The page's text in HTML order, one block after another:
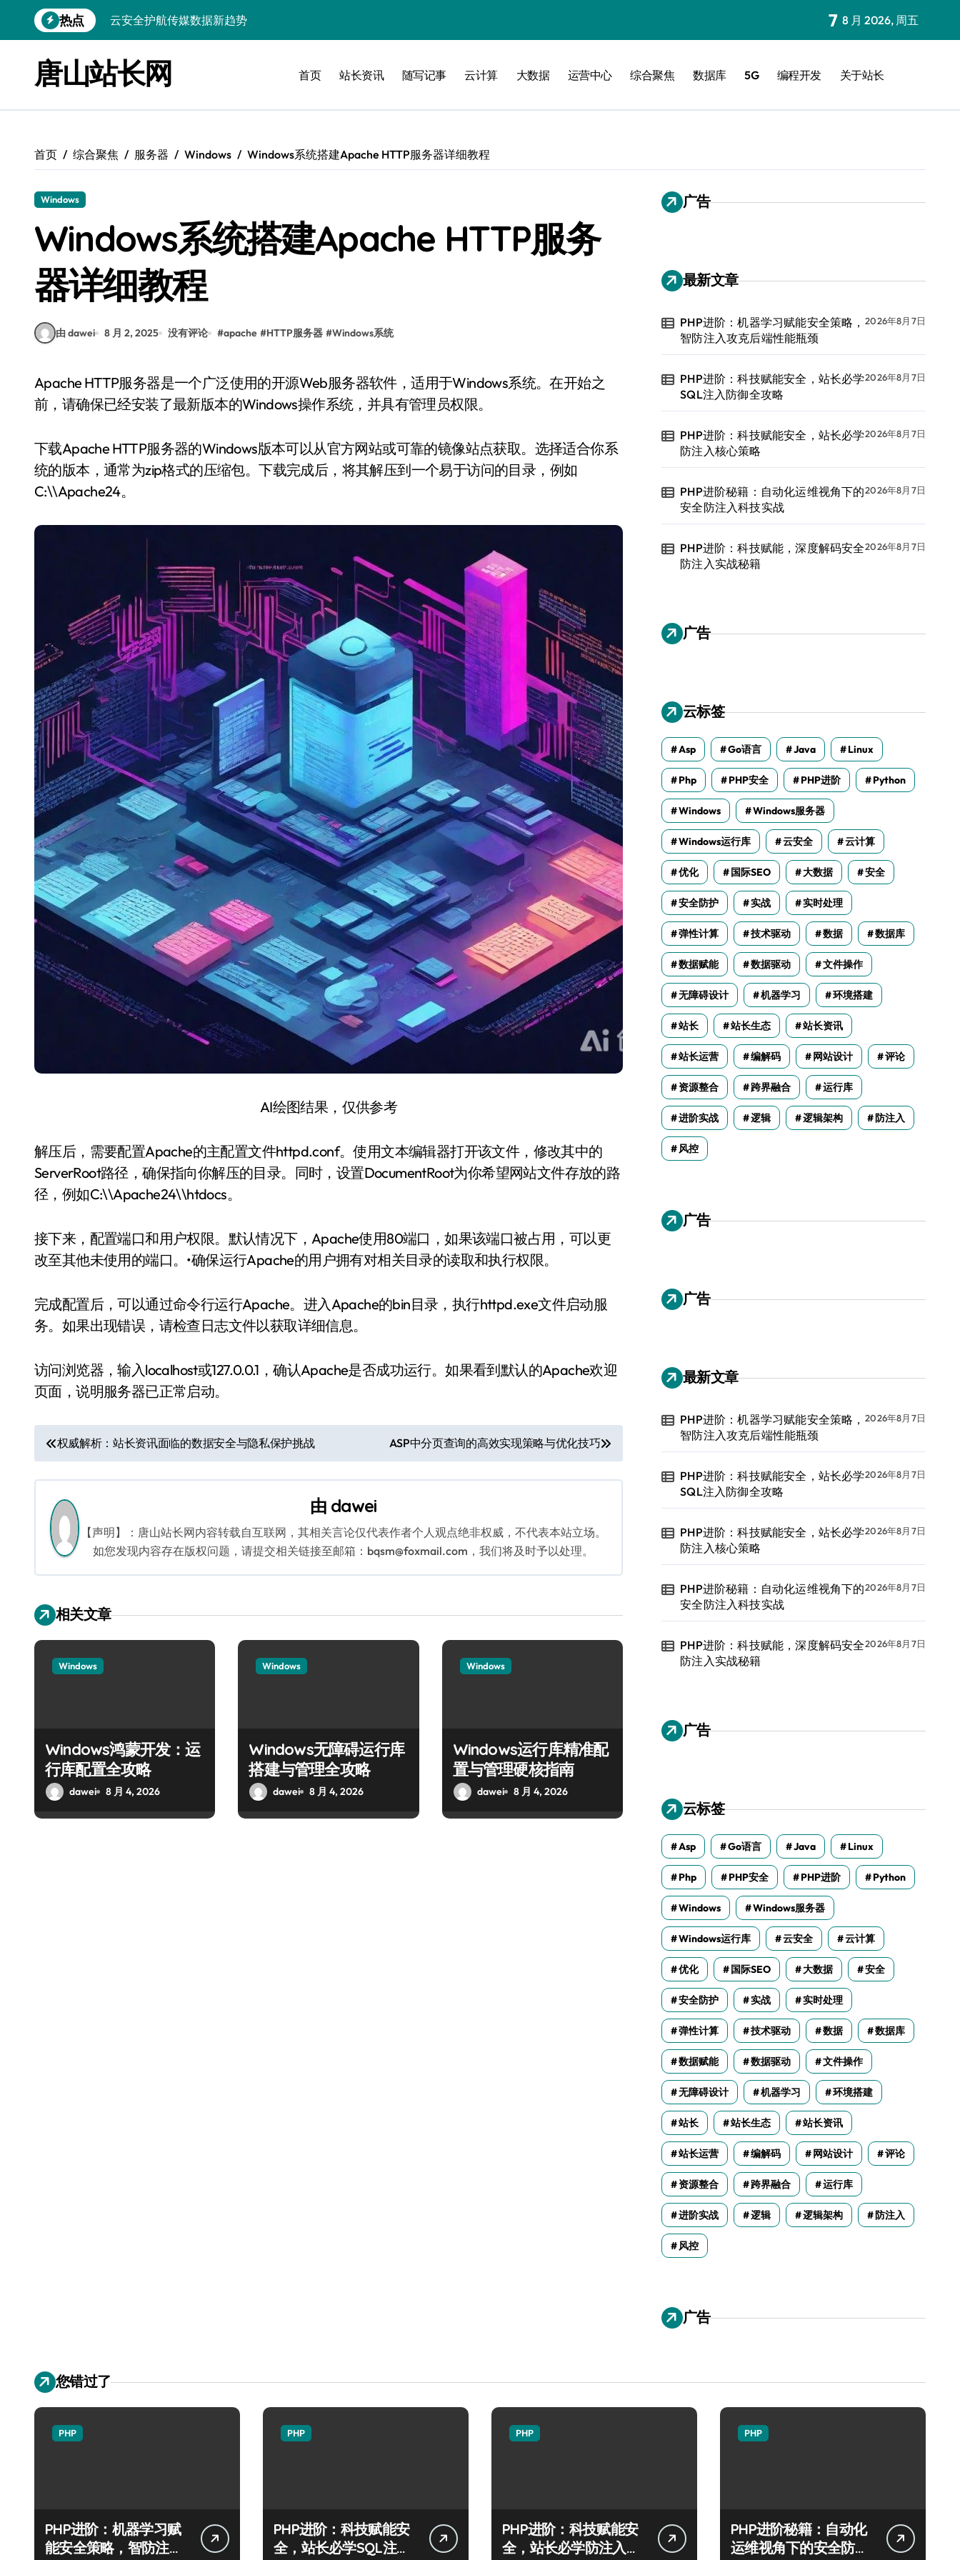
到
热点
云安全护航传媒数据新趋势
VR跨界融合新趋势：站长资源全攻略
数据驱动传媒革新：Android站长资讯全攻略
PHP进阶：机器学习赋能安全策略，智防注入攻克后端性能瓶颈
7 8 月 2026, 周五
唐山站长网 首页 站长资讯 随写记事 云计算 大数据 运营中心 综合聚焦 数据库 5G 编程开发 关于站长
首页 综合聚焦 服务器 Windows Windows系统搭建Apache HTTP服务器详细教程
Windows
Windows系统搭建Apache HTTP服务
器详细教程
由 dawei 8 月 2, 2025 没有评论 #apache #HTTP服务器 #Windows系统
Apache HTTP服务器是一个广泛使用的开源Web服务器软件，适用于Windows系统。在开始之
前，请确保已经安装了最新版本的Windows操作系统，并具有管理员权限。
下载Apache HTTP服务器的Windows版本可以从官方网站或可靠的镜像站点获取。选择适合你系
统的版本，通常为zip格式的压缩包。下载完成后，将其解压到一个易于访问的目录，例如
C:\\Apache24。
AI绘图结果，仅供参考
解压后，需要配置Apache的主配置文件httpd.conf。使用文本编辑器打开该文件，修改其中的
ServerRoot路径，确保指向你解压的目录。同时，设置DocumentRoot为你希望网站文件存放的路
径，例如C:\\Apache24\\htdocs。
接下来，配置端口和用户权限。默认情况下，Apache使用80端口，如果该端口被占用，可以更
改至其他未使用的端口。•确保运行Apache的用户拥有对相关目录的读取和执行权限。
完成配置后，可以通过命令行运行Apache。进入Apache的bin目录，执行httpd.exe文件启动服
务。如果出现错误，请检查日志文件以获取详细信息。
访问浏览器，输入localhost或127.0.0.1，确认Apache是否成功运行。如果看到默认的Apache欢迎
页面，说明服务器已正常启动。
文
章
导
航
权威解析：站长资讯面临的数据安全与隐私保护挑战 ASP中分页查询的高效实现策略与优化技巧
由 dawei
【声明】：唐山站长网内容转载自互联网，其相关言论仅代表作者个人观点绝非权威，不代表本站立场。
如您发现内容存在版权问题，请提交相关链接至邮箱：bqsm@foxmail.com，我们将及时予以处理。
相关文章
Windows
Windows鸿蒙开发：运
行库配置全攻略
dawei 8 月 4, 2026
Windows
Windows无障碍运行库
搭建与管理全攻略
dawei 8 月 4, 2026
Windows
Windows运行库精准配
置与管理硬核指南
dawei 8 月 4, 2026
广告
最新文章
PHP进阶：机器学习赋能安全策略，
智防注入攻克后端性能瓶颈
2026年8月7日
PHP进阶：科技赋能安全，站长必学
SQL注入防御全攻略
2026年8月7日
PHP进阶：科技赋能安全，站长必学
防注入核心策略
2026年8月7日
PHP进阶秘籍：自动化运维视角下的
安全防注入科技实战
2026年8月7日
PHP进阶：科技赋能，深度解码安全
防注入实战秘籍
2026年8月7日
广告
云标签
Asp Go语言 Java Linux
Php PHP安全 PHP进阶 Python
Windows Windows服务器
Windows运行库 云安全 云计算
优化 国际SEO 大数据 安全
安全防护 实战 实时处理
弹性计算 技术驱动 数据 数据库
数据赋能 数据驱动 文件操作
无障碍设计 机器学习 环境搭建
站长 站长生态 站长资讯
站长运营 编解码 网站设计 评论
资源整合 跨界融合 运行库
进阶实战 逻辑 逻辑架构 防注入
风控
广告
广告
最新文章
PHP进阶：机器学习赋能安全策略，
智防注入攻克后端性能瓶颈
2026年8月7日
PHP进阶：科技赋能安全，站长必学
SQL注入防御全攻略
2026年8月7日
PHP进阶：科技赋能安全，站长必学
防注入核心策略
2026年8月7日
PHP进阶秘籍：自动化运维视角下的
安全防注入科技实战
2026年8月7日
PHP进阶：科技赋能，深度解码安全
防注入实战秘籍
2026年8月7日
广告
云标签
Asp Go语言 Java Linux
Php PHP安全 PHP进阶 Python
Windows Windows服务器
Windows运行库 云安全 云计算
优化 国际SEO 大数据 安全
安全防护 实战 实时处理
弹性计算 技术驱动 数据 数据库
数据赋能 数据驱动 文件操作
无障碍设计 机器学习 环境搭建
站长 站长生态 站长资讯
站长运营 编解码 网站设计 评论
资源整合 跨界融合 运行库
进阶实战 逻辑 逻辑架构 防注入
风控
广告
您错过了
PHP
PHP进阶：机器学习赋
能安全策略，智防注入
PHP
PHP进阶：科技赋能安
全，站长必学SQL注入
PHP
PHP进阶：科技赋能安
全，站长必学防注入核
PHP
PHP进阶秘籍：自动化
运维视角下的安全防注